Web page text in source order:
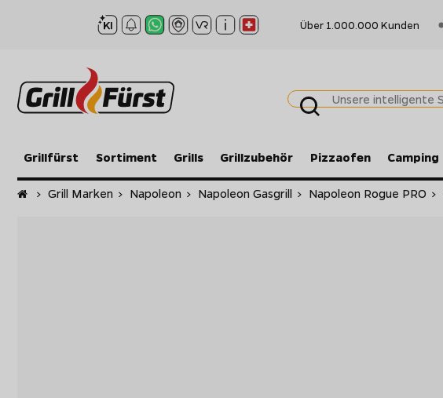
Über 1.000.000 Kunden
Grillfürst Sortiment Grills Grillzubehör Pizzaofen Camping
Startseite
> Grill Marken > Napoleon > Napoleon Gasgrill > Napoleon Rogue PRO >